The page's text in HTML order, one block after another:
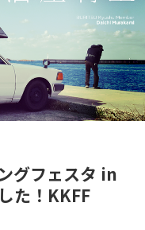
グフェスタ in
た！KKFF